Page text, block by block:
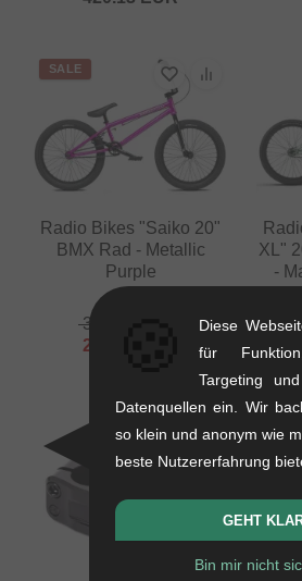
SALE
Radio Bikes "Saiko 20"
BMX Rad - Metallic
Purple
11.9 kg
386.51
298.28
XL"
-
Diese
für
Targeting
Datenquellen ein. Wir
so klein und anonym wie
beste Nutzererfahrung
GEHT
Bin mir nicht